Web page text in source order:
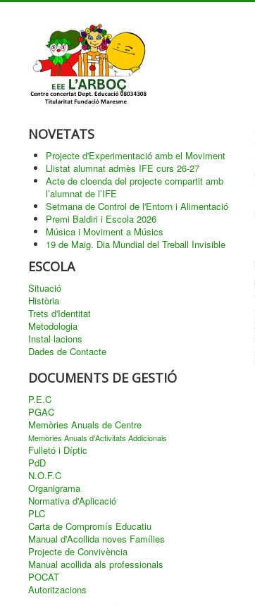
NOVETATS
Projecte d'Experimentació amb el Moviment
Llistat alumnat admès IFE curs 26-27
Acte de cloenda del projecte compartit amb
l’alumnat de l’IFE
Setmana de Control de l'Entorn i Alimentació
Premi Baldiri i Escola 2026
Música i Moviment a Músics
19 de Maig. Dia Mundial del Treball Invisible
ESCOLA
Situació
Història
Trets d'Identitat
Metodologia
Instal·lacions
Dades de Contacte
DOCUMENTS DE GESTIÓ
P.E.C
PGAC
Memòries Anuals de Centre
Memòries Anuals d'Activitats Addicionals
Fulletó i Díptic
PdD
N.O.F.C
Organigrama
Normativa d'Aplicació
PLC
Carta de Compromís Educatiu
Manual d'Acollida noves Famílies
Projecte de Convivència
Manual acollida als professionals
POCAT
Autoritzacions